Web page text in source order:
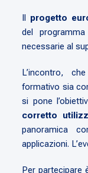
Il progetto
del
necessarie al
L’incontro,
formativo sia
si pone
corretto
panoramica
applicazioni.
Per partecipare